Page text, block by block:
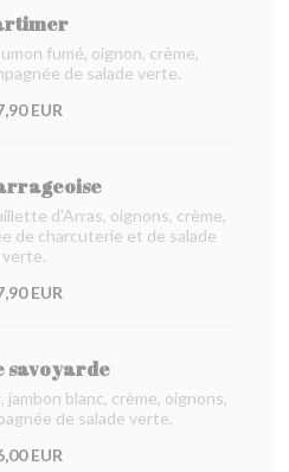
fumé, oignon, crème,
de salade verte.
EUR
d'Arras, oignons, crème,
de charcuterie et de salade
verte.
EUR
savoyarde
jambon blanc, crème, oignons,
de salade verte.
EUR